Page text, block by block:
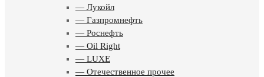
— Лукойл
— Газпромнефть
— Роснефть
— Oil Right
— LUXE
— Отечественное прочее